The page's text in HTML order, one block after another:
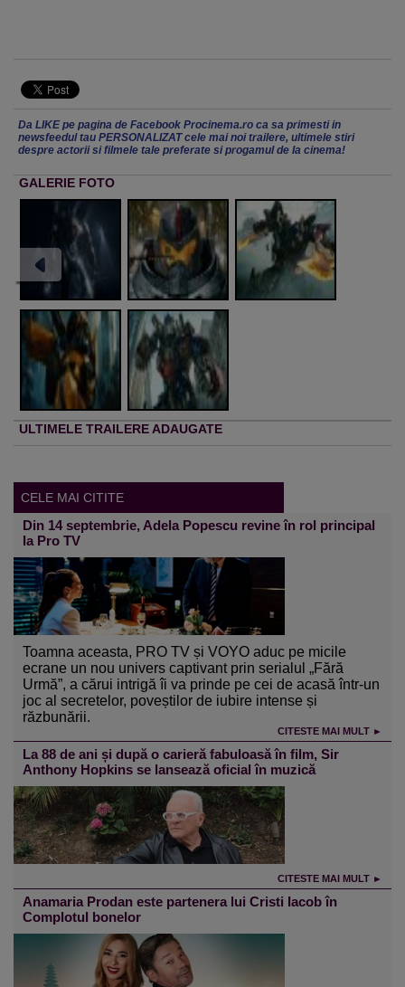
Da LIKE pe pagina de Facebook Procinema.ro ca sa primesti in
newsfeedul tau PERSONALIZAT cele mai noi trailere, ultimele stiri
despre actorii si filmele tale preferate si progamul de la cinema!
GALERIE FOTO
ULTIMELE TRAILERE ADAUGATE
CELE MAI CITITE
Din 14 septembrie, Adela Popescu revine în rol principal
la Pro TV
Toamna aceasta, PRO TV și VOYO aduc pe micile
ecrane un nou univers captivant prin serialul „Fără
Urmă”, a cărui intrigă îi va prinde pe cei de acasă într-un
joc al secretelor, poveștilor de iubire intense și
răzbunării.
CITESTE MAI MULT ►
La 88 de ani și după o carieră fabuloasă în film, Sir
Anthony Hopkins se lansează oficial în muzică
CITESTE MAI MULT ►
Anamaria Prodan este partenera lui Cristi Iacob în
Complotul bonelor